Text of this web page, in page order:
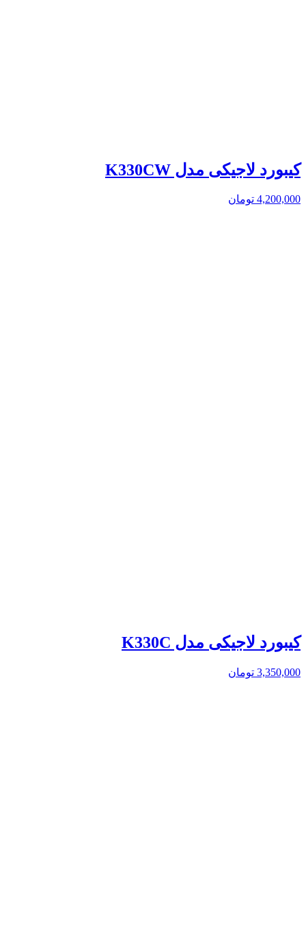
کیبورد لاجیکی مدل K330CW
4,200,000 تومان
کیبورد لاجیکی مدل K330C
3,350,000 تومان